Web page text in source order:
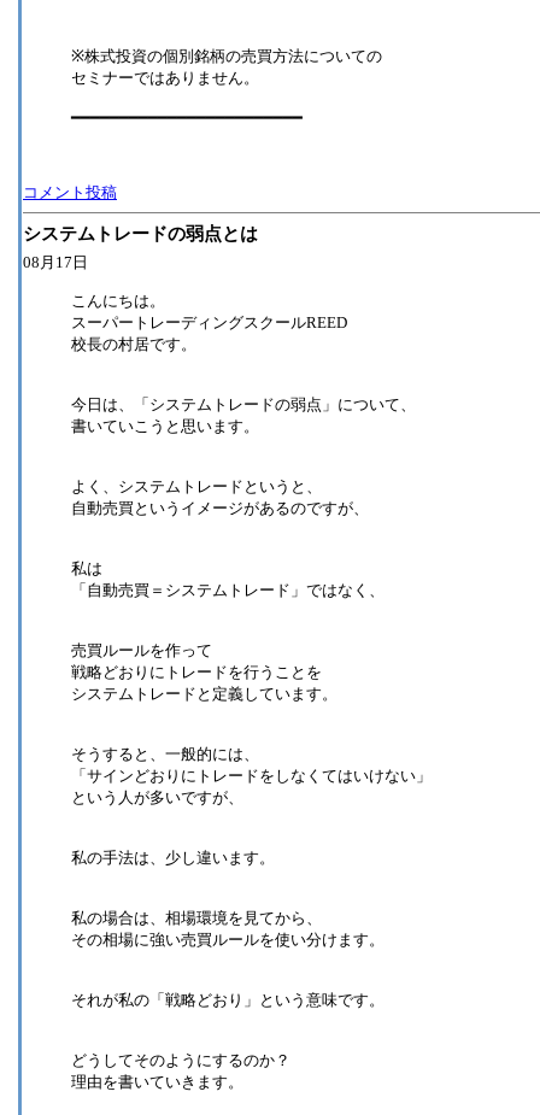
※株式投資の個別銘柄の売買方法についての
セミナーではありません。
━━━━━━━━━━━━━━━━━━━━━━━━
コメント投稿
システムトレードの弱点とは
08月17日
こんにちは。
スーパートレーディングスクールREED
校長の村居です。
今日は、「システムトレードの弱点」について、
書いていこうと思います。
よく、システムトレードというと、
自動売買というイメージがあるのですが、
私は
「自動売買＝システムトレード」ではなく、
売買ルールを作って
戦略どおりにトレードを行うことを
システムトレードと定義しています。
そうすると、一般的には、
「サインどおりにトレードをしなくてはいけない」
という人が多いですが、
私の手法は、少し違います。
私の場合は、相場環境を見てから、
その相場に強い売買ルールを使い分けます。
それが私の「戦略どおり」という意味です。
どうしてそのようにするのか？
理由を書いていきます。